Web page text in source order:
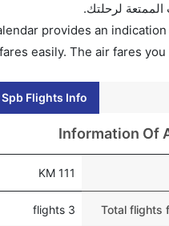
الممتعة لرحلتك.
provides an
easily. The air fares
Flights Info
Information Of
111 KM
Total flights
3 flights